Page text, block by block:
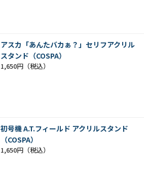
アスカ「あんたバカぁ？」セリフアクリル
スタンド（COSPA）
1,650円
初号機 A.T.フィールド アクリルスタンド
（COSPA）
1,650円